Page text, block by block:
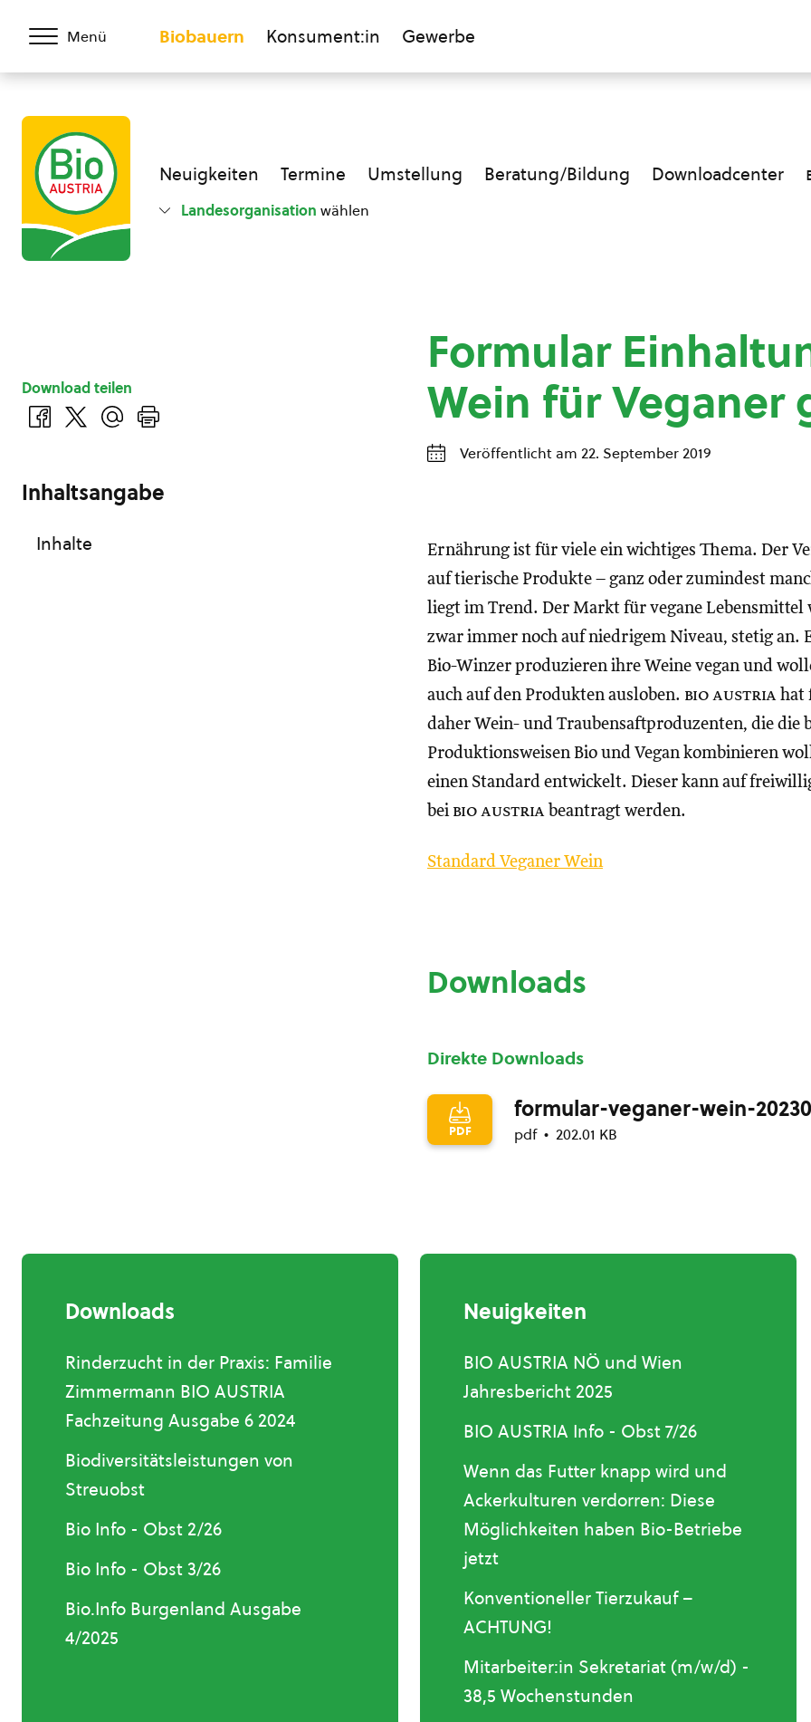
Menü Biobauern Konsument:in Gewerbe
Neuigkeiten Termine Umstellung Beratung/Bildung Downloadcenter
Landesorganisation wählen
Formular
Wein für Veganer
Veröffentlicht am 22. September 2019
Ernährung ist für viele ein wichtiges Thema. Der
auf tierische Produkte – ganz oder zumindest
liegt im Trend. Der Markt für vegane Lebensmittel
zwar immer noch auf niedrigem Niveau, stetig an.
Bio-Winzer produzieren ihre Weine vegan und
auch auf den Produkten ausloben. bio austria hat
daher Wein- und Traubensaftproduzenten, die die
Produktionsweisen Bio und Vegan kombinieren
einen Standard entwickelt. Dieser kann auf
bei bio austria beantragt werden.
Standard Veganer Wein
Downloads
Direkte Downloads
PDF
formular-veganer-wein-
pdf 202.01 KB
Download teilen
Inhaltsangabe
Inhalte
Downloads
Rinderzucht in der Praxis: Familie
Zimmermann BIO AUSTRIA
Fachzeitung Ausgabe 6 2024
Biodiversitätsleistungen von
Streuobst
Bio Info - Obst 2/26
Bio Info - Obst 3/26
Bio.Info Burgenland Ausgabe
4/2025
Neuigkeiten
BIO AUSTRIA NÖ und Wien
Jahresbericht 2025
BIO AUSTRIA Info - Obst 7/26
Wenn das Futter knapp wird und
Ackerkulturen verdorren: Diese
Möglichkeiten haben Bio-Betriebe
jetzt
Konventioneller Tierzukauf –
ACHTUNG!
Mitarbeiter:in Sekretariat (m/w/d) -
38,5 Wochenstunden